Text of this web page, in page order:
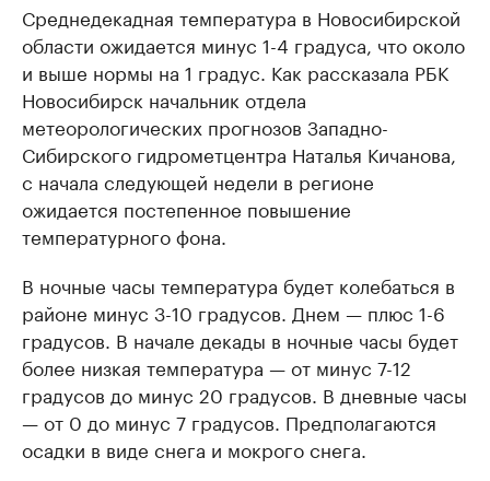
Среднедекадная температура в Новосибирской
области ожидается минус 1-4 градуса, что около
и выше нормы на 1 градус. Как рассказала РБК
Новосибирск начальник отдела
метеорологических прогнозов Западно-
Сибирского гидрометцентра Наталья Кичанова,
с начала следующей недели в регионе
ожидается постепенное повышение
температурного фона.
В ночные часы температура будет колебаться в
районе минус 3-10 градусов. Днем — плюс 1-6
градусов. В начале декады в ночные часы будет
более низкая температура — от минус 7-12
градусов до минус 20 градусов. В дневные часы
— от 0 до минус 7 градусов. Предполагаются
осадки в виде снега и мокрого снега.